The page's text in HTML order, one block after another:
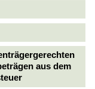
aus dem